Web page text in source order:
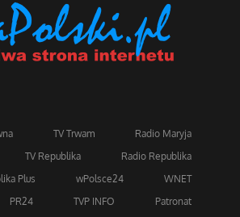
TV Trwam
Radio Maryja
TV Republika
Radio Republika
Plus
wPolsce24
WNET
PR24
TVP INFO
Patronat